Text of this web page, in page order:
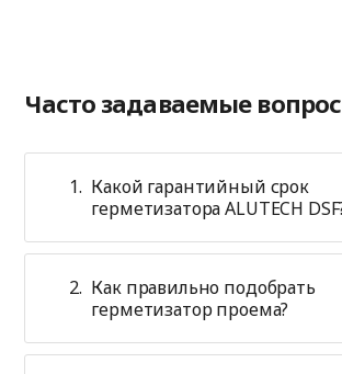
Часто задаваемые
Какой гарантийный срок
герметизатора ALUTECH
Как правильно подобрать
герметизатор проема?